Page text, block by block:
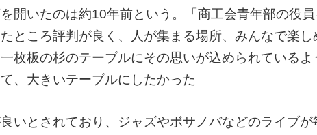
開いたのは約10年前という。「商工会青年部の役員
ところ評判が良く、人が集まる場所、みんなで楽
枚板の杉のテーブルにその思いが込められている
、大きいテーブルにしたかった」
いとされており、ジャズやボサノバなどのライブ